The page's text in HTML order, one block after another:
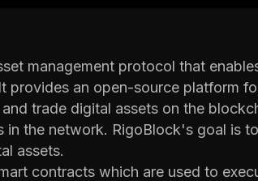
management protocol that
provides an open-source platform
trade digital assets on the
in the network. RigoBlock's goal is
assets.
contracts which are used to